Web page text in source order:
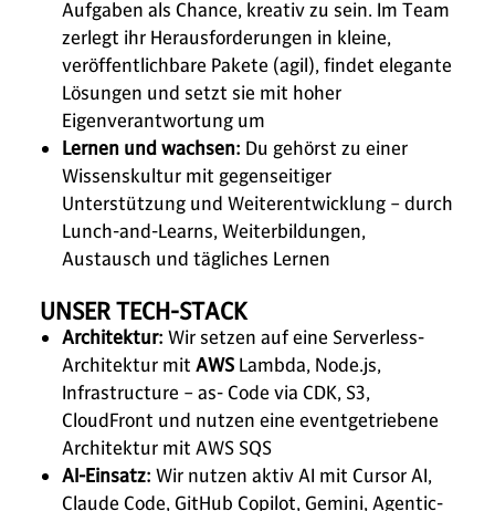
Aufgaben als Chance, kreativ zu sein. Im Team
zerlegt ihr Herausforderungen in kleine,
veröffentlichbare Pakete (agil), findet elegante
Lösungen und setzt sie mit hoher
Eigenverantwortung um
Lernen und wachsen: Du gehörst zu einer
Wissenskultur mit gegenseitiger
Unterstützung und Weiterentwicklung – durch
Lunch-and-Learns, Weiterbildungen,
Austausch und tägliches Lernen
UNSER TECH-STACK
Architektur: Wir setzen auf eine Serverless-
Architektur mit AWS Lambda, Node.js,
Infrastructure – as- Code via CDK, S3,
CloudFront und nutzen eine eventgetriebene
Architektur mit AWS SQS
AI-Einsatz: Wir nutzen aktiv AI mit Cursor AI,
Claude Code, GitHub Copilot, Gemini, Agentic-